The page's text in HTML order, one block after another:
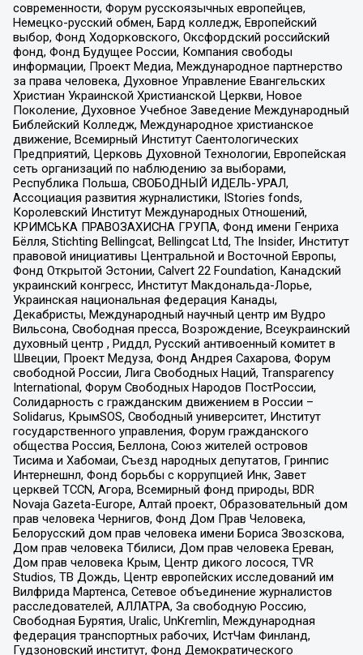
современности, Форум русскоязычных европейцев,
Немецко-русский обмен, Бард колледж, Европейский
выбор, Фонд Ходорковского, Оксфордский российский
фонд, Фонд Будущее России, Компания свободы
информации, Проект Медиа, Международное партнерство
за права человека, Духовное Управление Евангельских
Христиан Украинской Христианской Церкви, Новое
Поколение, Духовное Учебное Заведение Международный
Библейский Колледж, Международное христианское
движение, Всемирный Институт Саентологических
Предприятий, Церковь Духовной Технологии, Европейская
сеть организаций по наблюдению за выборами,
Республика Польша, СВОБОДНЫЙ ИДЕЛЬ-УРАЛ,
Ассоциация развития журналистики, IStories fonds,
Королевский Институт Международных Отношений,
КРИМСЬКА ПРАВОЗАХИСНА ГРУПА, Фонд имени Генриха
Бёлля, Stichting Bellingcat, Bellingcat Ltd, The Insider, Институт
правовой инициативы Центральной и Восточной Европы,
Фонд Открытой Эстонии, Calvert 22 Foundation, Канадский
украинский конгресс, Институт Макдональда-Лорье,
Украинская национальная федерация Канады,
Декабристы, Международный научный центр им Вудро
Вильсона, Свободная пресса, Возрождение, Всеукраинский
духовный центр , Риддл, Русский антивоенный комитет в
Швеции, Проект Медуза, Фонд Андрея Сахарова, Форум
свободной России, Лига Свободных Наций, Transparеncy
International, Форум Свободных Народов ПостРоссии,
Солидарность с гражданским движением в России –
Solidarus, КрымSOS, Свободный университет, Институт
государственного управления, Форум гражданского
общества Россия, Беллона, Союз жителей островов
Тисима и Хабомаи, Съезд народных депутатов, Гринпис
Интернешнл, Фонд борьбы с коррупцией Инк, Завет
церквей TCCN, Агора, Всемирный фонд природы, BDR
Novaja Gazeta-Europe, Алтай проект, Образовательный дом
прав человека Чернигов, Фонд Дом Прав Человека,
Белорусский дом прав человека имени Бориса Звозскова,
Дом прав человека Тбилиси, Дом прав человека Ереван,
Дом прав человека Крым, Центр дикого лосося, TVR
Studios, ТВ Дождь, Центр европейских исследований им
Вилфрида Мартенса, Сетевое объединение журналистов
расследователей, АЛЛАТРА, За свободную Россию,
Свободная Бурятия, Uralic, UnKremlin, Международная
федерация транспортных рабочих, ИстЧам Финланд,
Гудзоновский институт, Фонд Демократического